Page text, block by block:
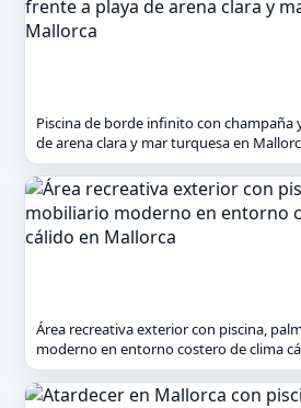
Piscina de borde infinito con champaña
de arena clara y mar turquesa en
Área recreativa exterior con piscina,
moderno en entorno costero de clima